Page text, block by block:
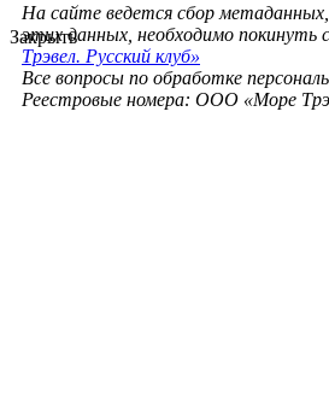
На сайте ведется сбор
этих данных, необходимо
Трэвел. Русский клуб»
Все вопросы по обработке
Реестровые номера: ООО «Море
Закрыть